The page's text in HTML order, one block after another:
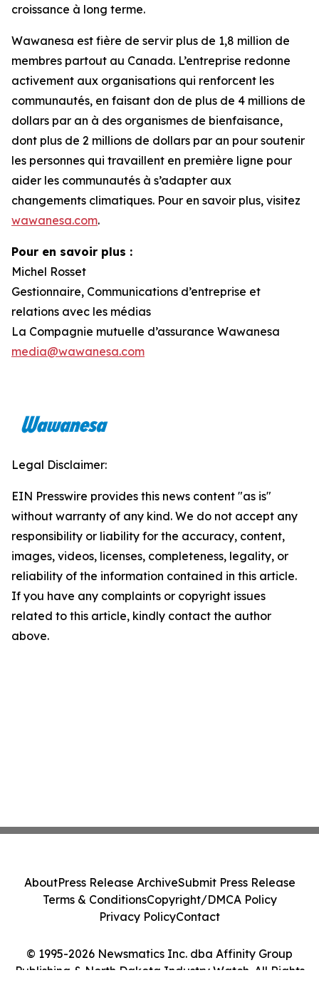
croissance à long terme.
Wawanesa est fière de servir plus de 1,8 million de
membres partout au Canada. L’entreprise redonne
activement aux organisations qui renforcent les
communautés, en faisant don de plus de 4 millions de
dollars par an à des organismes de bienfaisance,
dont plus de 2 millions de dollars par an pour soutenir
les personnes qui travaillent en première ligne pour
aider les communautés à s’adapter aux
changements climatiques. Pour en savoir plus, visitez
wawanesa.com.
Pour en savoir plus :
Michel Rosset
Gestionnaire, Communications d’entreprise et
relations avec les médias
La Compagnie mutuelle d’assurance Wawanesa
media@wawanesa.com
Legal Disclaimer:
EIN Presswire provides this news content "as is"
without warranty of any kind. We do not accept any
responsibility or liability for the accuracy, content,
images, videos, licenses, completeness, legality, or
reliability of the information contained in this article.
If you have any complaints or copyright issues
related to this article, kindly contact the author
above.
© 1995-2026 Newsmatics Inc. dba Affinity Group
Publishing & North Dakota Industry Watch. All Rights
AboutPress Release ArchiveSubmit Press Release
Terms & ConditionsCopyright/DMCA Policy
Privacy PolicyContact